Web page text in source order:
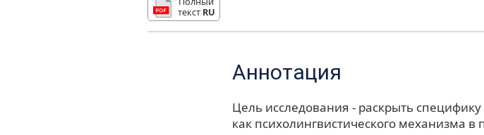
текст RU
Аннотация
Цель исследования - раскрыть
как психолингвистического механизма в